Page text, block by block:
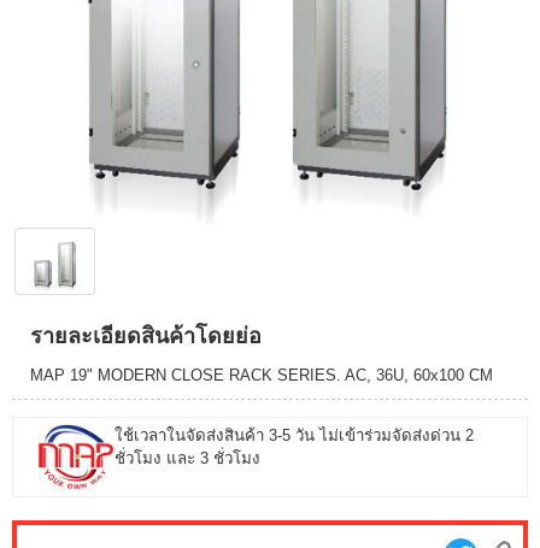
รายละเอียดสินค้าโดยย่อ
MAP 19" MODERN CLOSE RACK SERIES. AC, 36U, 60x100 CM
ใช้เวลาในจัดส่งสินค้า 3-5 วัน ไม่เข้าร่วมจัดส่งด่วน 2
ชั่วโมง และ 3 ชั่วโมง